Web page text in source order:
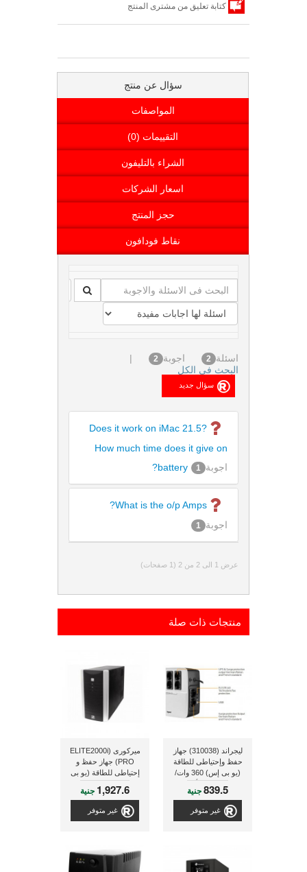
كتابة تعليق من مشترى المنتج
سؤال عن منتج
المواصفات
التقييمات (0)
الشراء بالتليفون
اسعار الشركات
حجز المنتج
نقاط فودافون
اسئلة 2 اجوبة 2
|
البحث فى الكل
Does it work on iMac 21.5?
How much time does it give on
battery?
اجوبة 1
What is the o/p Amps?
اجوبة 1
عرض 1 الى 2 من 2 (1 صفحات)
منتجات ذات صلة
ليجراند (310038) جهاز
حفظ وإحتياطى للطاقة
(يو بى إس) 360 وات/
600 فولت أمبير
839.5جنية
غير متوفر
ميركورى (ELITE2000i
PRO) جهاز حفظ و
إحتياطى للطاقة (يو بى
إس)
1,927.6 جنية
غير متوفر